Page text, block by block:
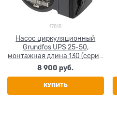
17818
Насос циркуляционный
Grundfos UPS 25-50,
монтажная длина 130 (серия
100)
8 900 руб.
КУПИТЬ